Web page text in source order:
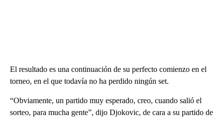
El resultado es una continuación de su perfecto comienzo en el
torneo, en el que todavía no ha perdido ningún set.
“Obviamente, un partido muy esperado, creo, cuando salió el
sorteo, para mucha gente”, dijo Djokovic, de cara a su partido de